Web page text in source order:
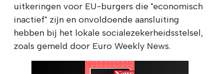
uitkeringen voor EU-burgers die "economisch
inactief" zijn en onvoldoende aansluiting
hebben bij het lokale socialezekerheidsstelsel,
zoals gemeld door Euro Weekly News.